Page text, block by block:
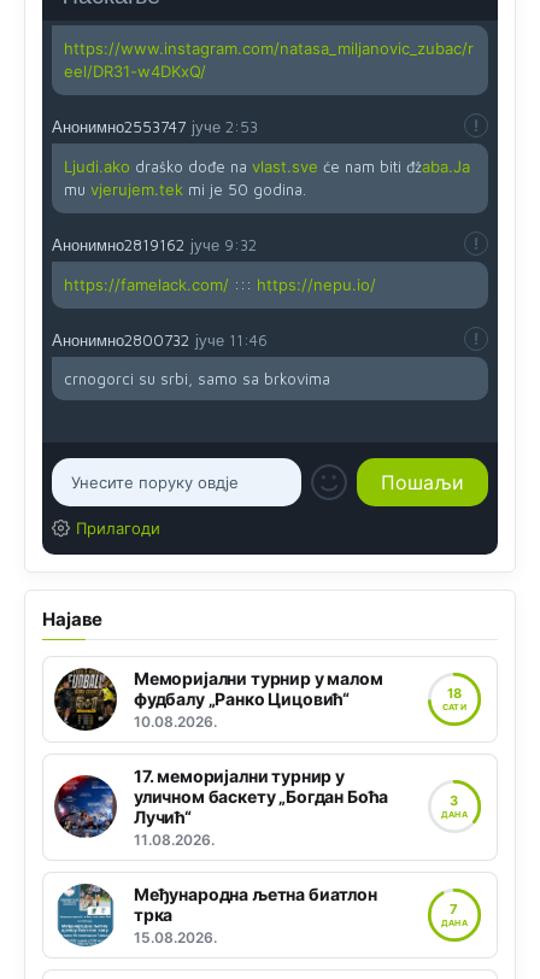
Анонимно2819162
https://www.instagram.com/natasa_miljanovic_zubac/r
eel/DR31-w4DKxQ/
Анонимно2553747 јуче 2:53
Ljudi.ako draško dođe na vlast.sve će nam biti đžaba.Ja
mu vjerujem.tekmi je 50 godina.
Анонимно2819162 јуче 9:32
https://famelack.com/ ::: https://nepu.io/
Анонимно2800732 јуче 11:46
crnogorci su srbi, samo sa brkovima
Прилагоди
Најаве
Меморијални турнир у малом
фудбалу „Ранко Цицовић“
10.08.2026.
18
САТИ
17. меморијални турнир у
уличном баскету „Богдан Боћа
Лучић“
11.08.2026.
3
ДАНА
Међународна љетна биатлон
трка
15.08.2026.
7
ДАНА